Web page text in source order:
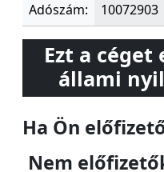
Adószám:
10072903
Ezt a
állami
Ha Ön
Nem